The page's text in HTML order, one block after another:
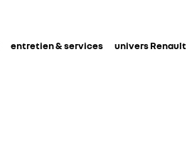
entretien & services univers Renault